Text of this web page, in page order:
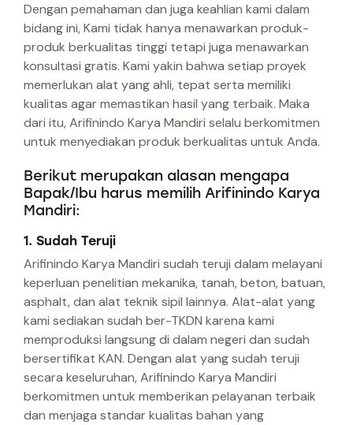
Dengan pemahaman dan juga keahlian kami dalam
bidang ini, Kami tidak hanya menawarkan produk-
produk berkualitas tinggi tetapi juga menawarkan
konsultasi gratis. Kami yakin bahwa setiap proyek
memerlukan alat yang ahli, tepat serta memiliki
kualitas agar memastikan hasil yang terbaik. Maka
dari itu, Arifinindo Karya Mandiri selalu berkomitmen
untuk menyediakan produk berkualitas untuk Anda.
Berikut merupakan alasan mengapa
Bapak/Ibu harus memilih Arifinindo Karya
Mandiri:
1. Sudah Teruji
Arifinindo Karya Mandiri sudah teruji dalam melayani
keperluan penelitian mekanika, tanah, beton, batuan,
asphalt, dan alat teknik sipil lainnya. Alat-alat yang
kami sediakan sudah ber-TKDN karena kami
memproduksi langsung di dalam negeri dan sudah
bersertifikat KAN. Dengan alat yang sudah teruji
secara keseluruhan, Arifinindo Karya Mandiri
berkomitmen untuk memberikan pelayanan terbaik
dan menjaga standar kualitas bahan yang